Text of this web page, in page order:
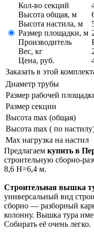
Кол-во секций
Высота общая, м
Высота настила, м
Размер площадки, м
Производитель
Вес, кг
Цена, руб.
Заказать в этой
Диаметр трубы
Размер рабочей
Размер секции
Высота max (общая)
Высота max ( по
Max нагрузка на настил
Предлагаем купить в
строительную сборно-
8,6 Н=6,4 м.
Строительная вышка
универсальный вид
сборно — разборный
колонну. Вышка тура
Собирать её очень легко.